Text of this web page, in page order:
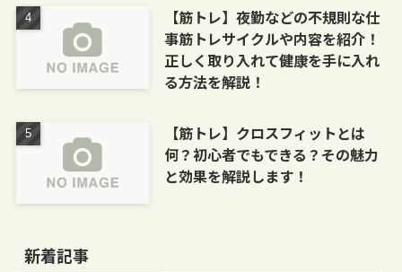
【筋トレ】夜勤などの不規則な仕
事筋トレサイクルや内容を紹介！
正しく取り入れて健康を手に入れ
る方法を解説！
【筋トレ】クロスフィットとは
何？初心者でもできる？その魅力
と効果を解説します！
新着記事